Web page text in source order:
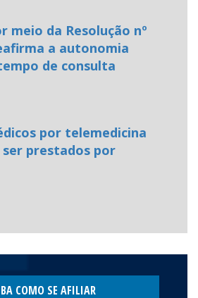
meio da Resolução nº
a autonomia
de consulta
por telemedicina
prestados por
COMO SE AFILIAR